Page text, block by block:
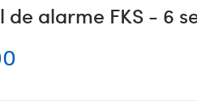
de alarme FKS - 6